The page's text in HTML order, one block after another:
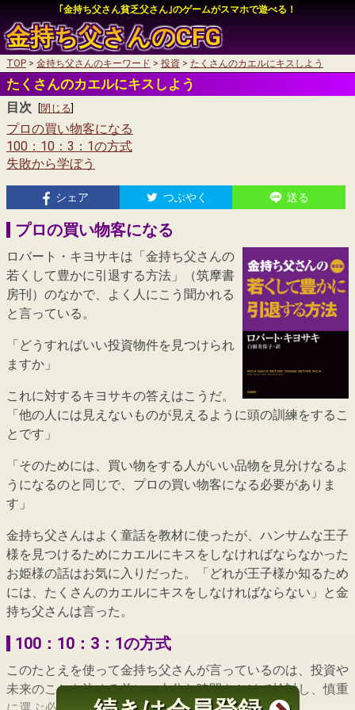
｢金持ち父さん貧乏父さん｣のゲームがスマホで遊べる！
金持ち父さんのCFG
TOP 金持ち父さんのキーワード 投資 たくさんのカエルにキスしよう
たくさんのカエルにキスしよう
目次 閉じる
プロの買い物客になる
100：10：3：1の方式
失敗から学ぼう
シェア つぶやく 送る
プロの買い物客になる
ロバート・キヨサキは「金持ち父さんの
若くして豊かに引退する方法」（筑摩書
房刊）のなかで、よく人にこう聞かれる
と言っている。
「どうすればいい投資物件を見つけられ
ますか」
これに対するキヨサキの答えはこうだ。
「他の人には見えないものが見えるように頭の訓練をするこ
とです」
「そのためには、買い物をする人がいい品物を見分けなるよ
うになるのと同じで、プロの買い物客になる必要がありま
す」
金持ち父さんはよく童話を教材に使ったが、ハンサムな王子
様を見つけるためにカエルにキスをしなければならなかった
お姫様の話はお気に入りだった。「どれが王子様か知るため
には、たくさんのカエルにキスをしなければならない」と金
持ち父さんは言った。
100：10：3：1の方式
このたとえを使って金持ち父さんが言っているのは、投資や
未来のことを決める前に、十分な時間をかけて検討し、慎重